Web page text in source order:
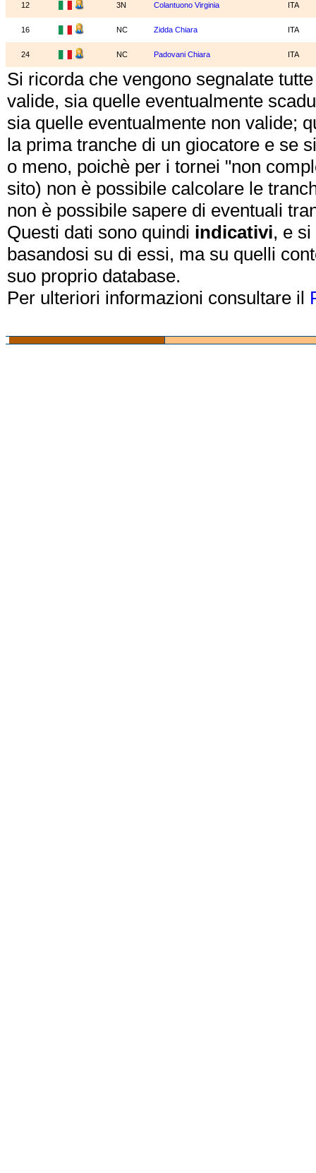
12 3N Colantuono Virginia ITA
16 NC Zidda Chiara ITA
24 NC Padovani Chiara ITA
Si ricorda che vengono segnalate
valide, sia quelle eventualmente
sia quelle eventualmente non valide;
la prima tranche di un giocatore e se
o meno, poichè per i tornei "non
sito) non è possibile calcolare le
non è possibile sapere di eventuali
Questi dati sono quindi indicativi, e
basandosi su di essi, ma su quelli
suo proprio database.
Per ulteriori informazioni consultare il